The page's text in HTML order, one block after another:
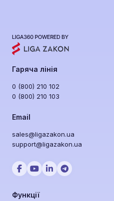
отримуєте алерти про
підрядників та
Гаряча лінія
0 (800) 210 102
0 (800) 210 103
Email
sales@ligazakon.ua
support@ligazakon.ua
Функції